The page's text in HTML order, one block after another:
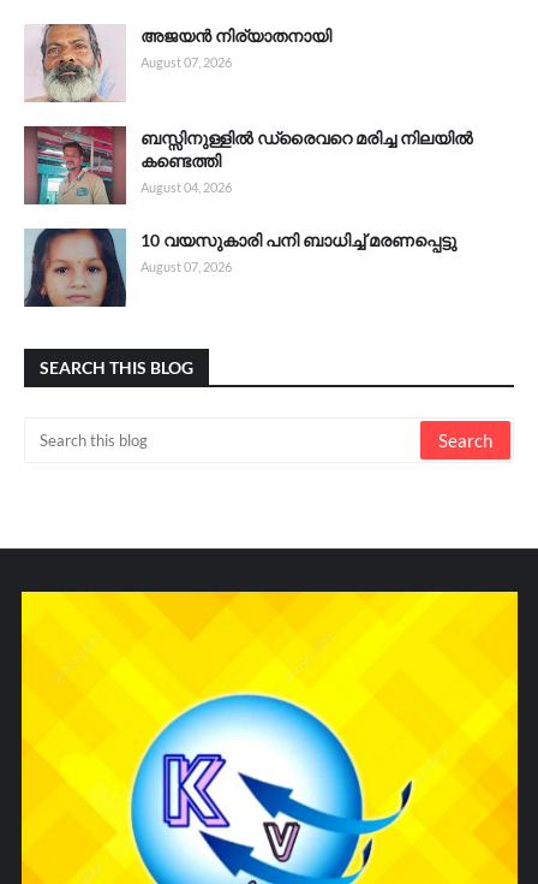
അജയൻ നിര്യാതനായി
August 07, 2026
ബസ്സിനുള്ളിൽ ഡ്രൈവറെ മരിച്ച നിലയിൽ
കണ്ടെത്തി
August 04, 2026
10 വയസുകാരി പനി ബാധിച്ച് മരണപ്പെട്ടു
August 07, 2026
SEARCH THIS BLOG